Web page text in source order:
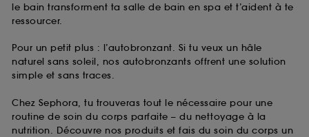
le bain transforment ta salle de bain en spa et t’aident à te
ressourcer.
Pour un petit plus : l’autobronzant. Si tu veux un hâle
naturel sans soleil, nos autobronzants offrent une solution
simple et sans traces.
Chez Sephora, tu trouveras tout le nécessaire pour une
routine de soin du corps parfaite – du nettoyage à la
nutrition. Découvre nos produits et fais du soin du corps un